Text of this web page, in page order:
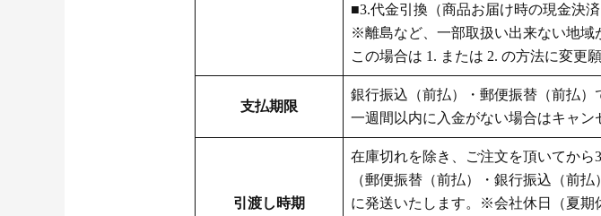
■3.代金引換（商品お届け時の現金決済
※離島など、一部取扱い出来ない地域
この場合は 1. または 2. の方法に変更
支払期限
銀行振込（前払）・郵便振替（前払）
一週間以内に入金がない場合はキャン
引渡し時期
在庫切れを除き、ご注文を頂いてから
（郵便振替（前払）・銀行振込（前
に発送いたします。※会社休日（夏期